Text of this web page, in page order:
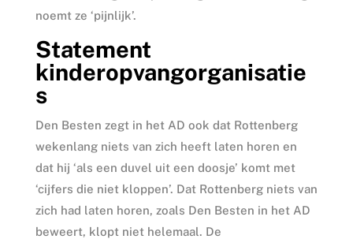
noemt ze ‘pijnlijk’.
Statement
kinderopvangorganisatie
s
Den Besten zegt in het AD ook dat Rottenberg
wekenlang niets van zich heeft laten horen en
dat hij ‘als een duvel uit een doosje’ komt met
‘cijfers die niet kloppen’. Dat Rottenberg niets van
zich had laten horen, zoals Den Besten in het AD
beweert, klopt niet helemaal. De